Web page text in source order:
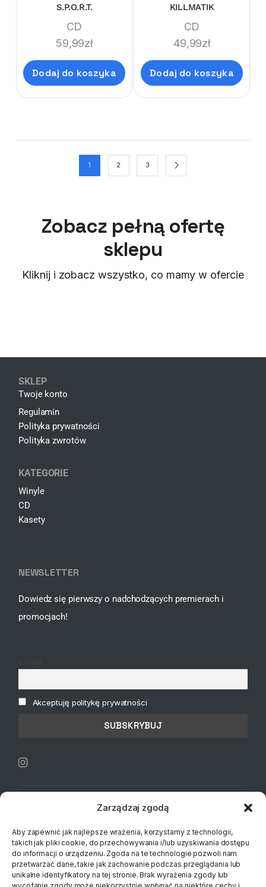
Zarządzaj zgodą
Aby zapewnić jak najlepsze wrażenia, korzystamy z technologii,
takich jak pliki cookie, do przechowywania i/lub uzyskiwania dostępu
do informacji o urządzeniu. Zgoda na te technologie pozwoli nam
przetwarzać dane, takie jak zachowanie podczas przeglądania lub
unikalne identyfikatory na tej stronie. Brak wyrażenia zgody lub
S.P.O.R.T.
CD
59,99zł
Dodaj do koszyka
KILLMATIK
CD
49,99zł
Dodaj do koszyka
1 2 3
Zobacz pełną ofertę
sklepu
Kliknij i zobacz wszystko, co mamy w ofercie
SKLEP
Twoje konto
Regulamin
Polityka prywatności
Polityka zwrotów
KATEGORIE
Winyle
CD
Kasety
NEWSLETTER
Dowiedz się pierwszy o nadchodzących premierach i
promocjach!
Akceptuję politykę prywatności